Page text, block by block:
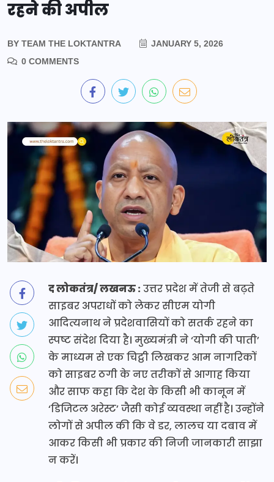
रहने की अपील
BY TEAM THE LOKTANTRA
JANUARY 5, 2026
0 COMMENTS
द लोकतंत्र/ लखनऊ :उत्तर प्रदेश में तेजी से बढ़ते
साइबर अपराधों को लेकर सीएम योगी
आदित्यनाथ ने प्रदेशवासियों को सतर्क रहने का
स्पष्ट संदेश दिया है। मुख्यमंत्री ने ‘योगी की पाती’
के माध्यम से एक चिट्ठी लिखकर आम नागरिकों
को साइबर ठगी के नए तरीकों से आगाह किया
और साफ कहा कि देश के किसी भी कानून में
‘डिजिटल अरेस्ट’ जैसी कोई व्यवस्था नहीं है। उन्होंने
लोगों से अपील की कि वे डर, लालच या दबाव में
आकर किसी भी प्रकार की निजी जानकारी साझा
न करें।